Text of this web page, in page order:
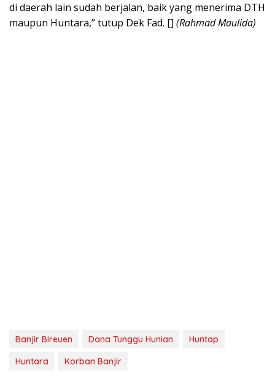
di daerah lain sudah berjalan, baik yang menerima DTH
maupun Huntara,” tutup Dek Fad. [] (Rahmad Maulida)
Banjir Bireuen Dana Tunggu Hunian
Huntap
Huntara
Korban Banjir